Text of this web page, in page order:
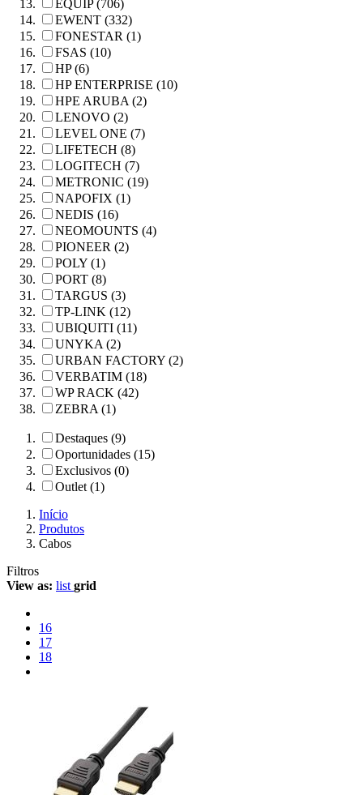
EQUIP (706)
EWENT (332)
FONESTAR (1)
FSAS (10)
HP (6)
HP ENTERPRISE (10)
HPE ARUBA (2)
LENOVO (2)
LEVEL ONE (7)
LIFETECH (8)
LOGITECH (7)
METRONIC (19)
NAPOFIX (1)
NEDIS (16)
NEOMOUNTS (4)
PIONEER (2)
POLY (1)
PORT (8)
TARGUS (3)
TP-LINK (12)
UBIQUITI (11)
UNYKA (2)
URBAN FACTORY (2)
VERBATIM (18)
WP RACK (42)
ZEBRA (1)
Destaques (9)
Oportunidades (15)
Exclusivos (0)
Outlet (1)
Início
Produtos
Cabos
Filtros
View as: list grid
16
17
18